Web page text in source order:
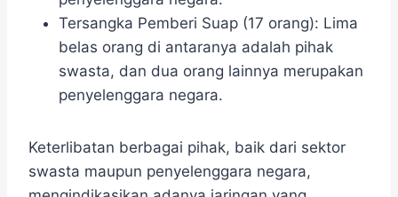
Tersangka Pemberi Suap (17 orang): Lima
belas orang di antaranya adalah pihak
swasta, dan dua orang lainnya merupakan
penyelenggara negara.
Keterlibatan berbagai pihak, baik dari sektor
swasta maupun penyelenggara negara,